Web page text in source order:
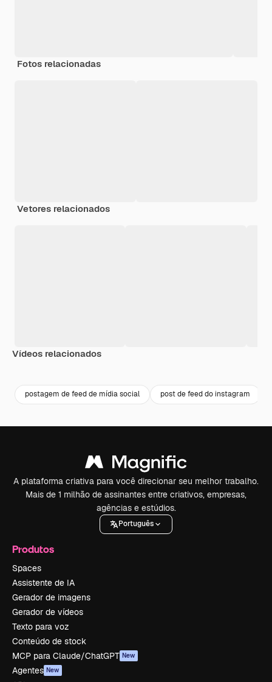
Fotos relacionadas
Vetores relacionados
Vídeos relacionados
postagem de feed de mídia social post de feed do instagram
A plataforma criativa para você direcionar seu melhor trabalho.
Mais de 1 milhão de assinantes entre criativos, empresas,
agências e estúdios.
Português
Produtos
Spaces
Assistente de IA
Gerador de imagens
Gerador de vídeos
Texto para voz
Conteúdo de stock
MCP para Claude/ChatGPT New
Agentes New